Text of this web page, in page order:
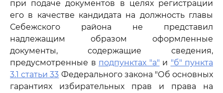
при подаче документов в целях регистрации
его в качестве кандидата на должность главы
Себежского района не представил
надлежащим образом оформленные
документы, содержащие сведения,
предусмотренные в подпунктах "а" и "б" пункта
3.1 статьи 33 Федерального закона "Об основных
гарантиях избирательных прав и права на